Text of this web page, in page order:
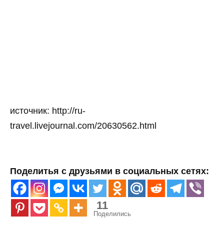
источник: http://ru-
travel.livejournal.com/20630562.html
Поделитья с друзьями в социальных сетях:
11
Поделились